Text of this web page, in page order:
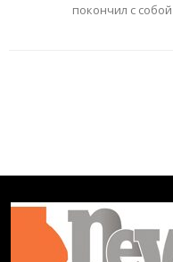
покончил с собой